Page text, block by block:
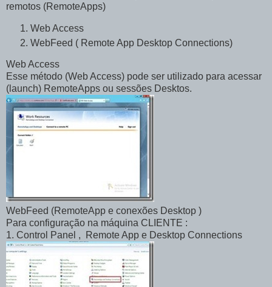
remotos (RemoteApps)
Web Access
WebFeed ( Remote App Desktop Connections)
Web Access
Esse método (Web Access) pode ser utilizado para acessar
(launch) RemoteApps ou sessões Desktos.
WebFeed (RemoteApp e conexões Desktop )
Para configuração na máquina CLIENTE :
1. Control Panel , Remote App e Desktop Connections